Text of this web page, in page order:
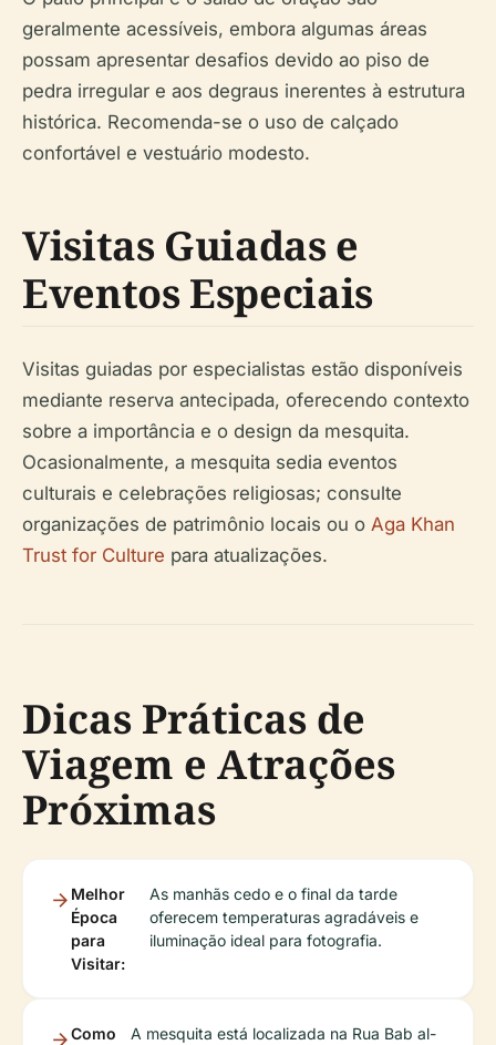
geralmente acessíveis, embora algumas áreas
possam apresentar desafios devido ao piso de
pedra irregular e aos degraus inerentes à estrutura
histórica. Recomenda-se o uso de calçado
confortável e vestuário modesto.
Visitas Guiadas e
Eventos Especiais
Visitas guiadas por especialistas estão disponíveis
mediante reserva antecipada, oferecendo contexto
sobre a importância e o design da mesquita.
Ocasionalmente, a mesquita sedia eventos
culturais e celebrações religiosas; consulte
organizações de patrimônio locais ou o Aga Khan
Trust for Culture para atualizações.
Dicas Práticas de
Viagem e Atrações
Próximas
Melhor
Época
para
Visitar:
As manhãs cedo e o final da tarde
oferecem temperaturas agradáveis e
iluminação ideal para fotografia.
Como
A mesquita está localizada na Rua Bab al-